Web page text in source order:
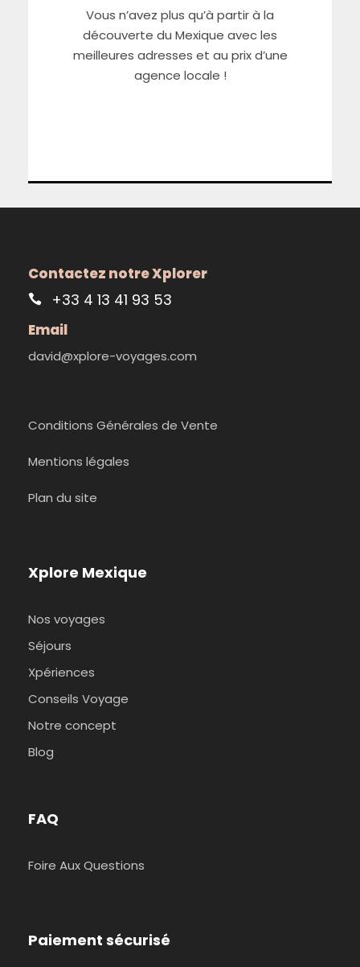
Vous n’avez plus qu’à partir à la
découverte du Mexique avec les
meilleures adresses et au prix d’une
agence locale !
Concrétiez et voyagez
Contactez notre Xplorer
+33 4 13 41 93 53
Email
david@xplore-voyages.com
Conditions Générales de Vente
Mentions légales
Plan du site
Xplore Mexique
Nos voyages
Séjours
Xpériences
Conseils Voyage
Notre concept
Blog
FAQ
Foire Aux Questions
Paiement sécurisé